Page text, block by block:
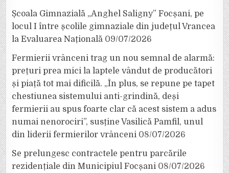
Școala Gimnazială „Anghel Saligny” Focșani, pe
locul I între școlile gimnaziale din județul Vrancea
la Evaluarea Națională 09/07/2026
Fermierii vrânceni trag un nou semnal de alarmă:
prețuri prea mici la laptele vândut de producători
și piață tot mai dificilă. „În plus, se repune pe tapet
chestiunea sistemului anti-grindină, deși
fermierii au spus foarte clar că acest sistem a adus
numai nenorociri”, susține Vasilică Pamfil, unul
din liderii fermierilor vrânceni 08/07/2026
Se prelungesc contractele pentru parcările
rezidențiale din Municipiul Focșani 08/07/2026